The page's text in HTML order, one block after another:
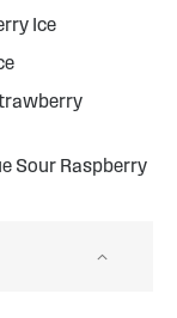
Ice
Sour Raspberry